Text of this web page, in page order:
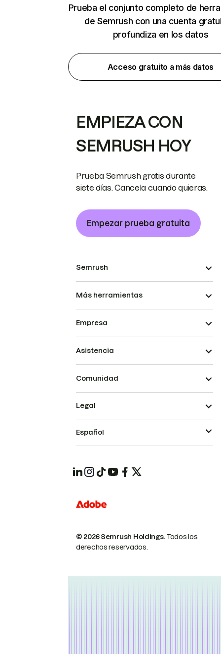
Prueba el conjunto completo de
de Semrush con una cuenta
profundiza en los datos
Acceso gratuito a más datos
EMPIEZA CON
SEMRUSH HOY
Prueba Semrush gratis durante
siete días. Cancela cuando quieras.
Empezar prueba gratuita
Semrush
Más herramientas
Empresa
Asistencia
Comunidad
© 2026 Semrush Holdings.Todos los
derechos reservados.
Legal
Español